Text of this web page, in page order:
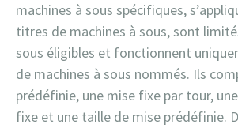
machines à sous spécifiques,
titres de machines à sous, sont
sous éligibles et fonctionnent
de machines à sous nommés. Ils
prédéfinie, une mise fixe par tour,
fixe et une taille de mise prédéfinie.